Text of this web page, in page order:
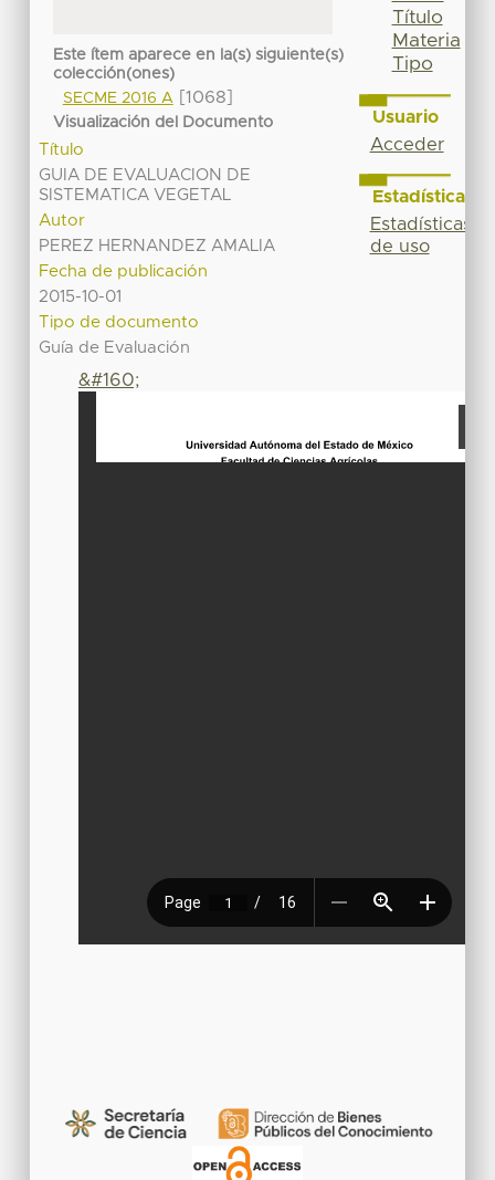
Este ítem aparece en la(s) siguiente(s)
colección(ones)
SECME 2016 A[1068]
Visualización del Documento
Título
GUIA DE EVALUACION DE
SISTEMATICA VEGETAL
Autor
PEREZ HERNANDEZ AMALIA
Fecha de publicación
2015-10-01
Tipo de documento
Guía de Evaluación
&#160;
Título
Materia
Tipo
Usuario
Acceder
Estadísticas
Estadísticas
de uso